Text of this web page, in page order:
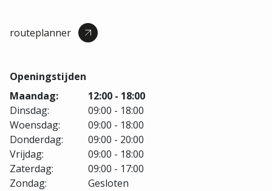
routeplanner
Openingstijden
Maandag:
12:00 - 18:00
Dinsdag:
09:00 - 18:00
Woensdag:
09:00 - 18:00
Donderdag:
09:00 - 20:00
Vrijdag:
09:00 - 18:00
Zaterdag:
09:00 - 17:00
Zondag:
Gesloten